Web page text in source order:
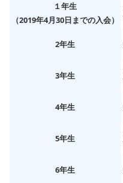
１年生
（2019年4月30日までの入会）
2年生
3年生
4年生
5年生
6年生